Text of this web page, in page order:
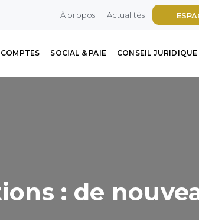
À propos Actualités
SOCIAL & PAIE CONSEIL JURIDIQUE
: de